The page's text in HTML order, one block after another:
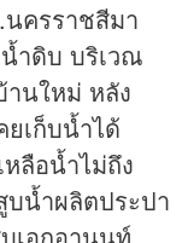
นครราชสีมา
ำดิบ บริเวณ
นใหม่ หลัง
เก็บน้ำได้
ลือน้ำไม่ถึง
บน้ำผลิตประปา